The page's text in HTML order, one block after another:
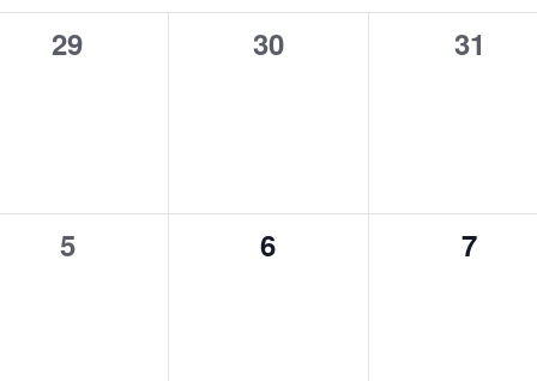
0
29
0
30
0
31
0
5
0
6
0
7